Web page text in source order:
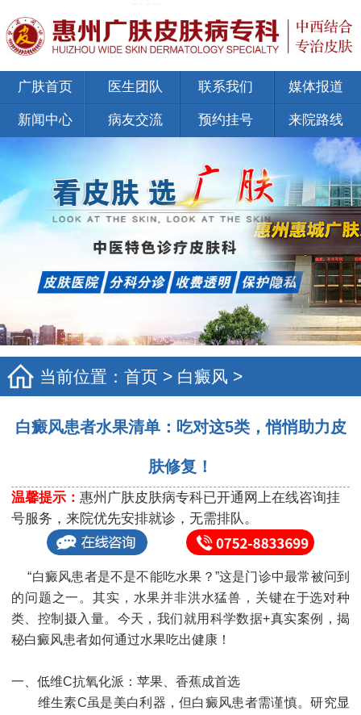
广肤首页 医生团队 联系我们 媒体报道
新闻中心 病友交流 预约挂号 来院路线
当前位置： 首页 > 白癜风 >
白癜风患者水果清单：吃对这5类，悄悄助力皮
肤修复！
温馨提示： 惠州广肤皮肤病专科已开通网上在线咨询挂
号服务，来院优先安排就诊，无需排队。
“白癜风患者是不是不能吃水果？”这是门诊中最常被问到
的问题之一。其实，水果并非洪水猛兽，关键在于选对种
类、控制摄入量。今天，我们就用科学数据+真实案例，揭
秘白癜风患者如何通过水果吃出健康！
一、低维C抗氧化派：苹果、香蕉成首选
维生素C虽是美白利器，但白癜风患者需谨慎。研究显